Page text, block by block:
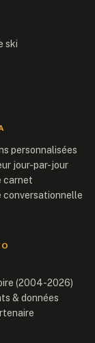
ski
personnalisées
jour-par-jour
carnet
conversationnelle
(2004-2026)
& données